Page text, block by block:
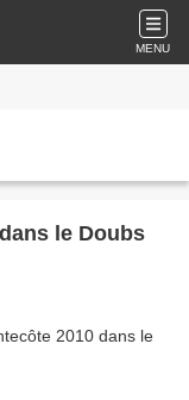
MENU
le Doubs